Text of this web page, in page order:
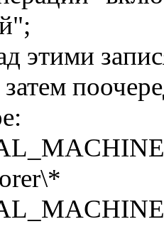
этими